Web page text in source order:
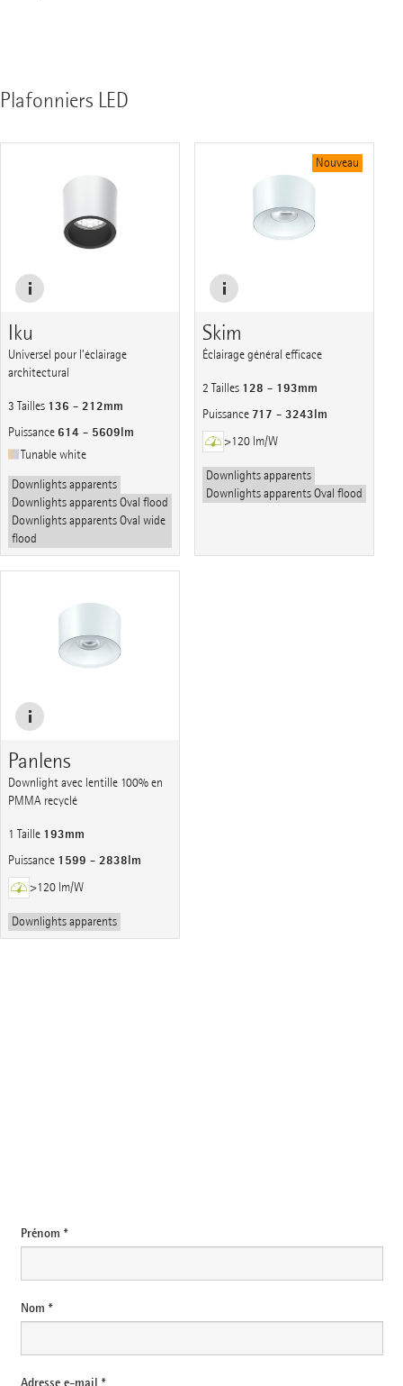
Plafonniers LED
Iku
Universel pour l’éclairage
architectural
3 Tailles 136 - 212mm
Puissance 614 - 5609lm
Tunable white
Downlights apparents
Downlights apparents Oval flood
Downlights apparents Oval wide
flood
Nouveau
Skim
Éclairage général efficace
2 Tailles 128 - 193mm
Puissance 717 - 3243lm
>120 lm/W
Downlights apparents
Downlights apparents Oval flood
Panlens
Downlight avec lentille 100% en
PMMA recyclé
1 Taille 193mm
Puissance 1599 - 2838lm
>120 lm/W
Downlights apparents
Prénom *
Nom *
Adresse e-mail *